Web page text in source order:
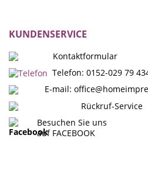
KUNDENSERVICE
Kontaktformular
Telefon: 0152-029 79
E-mail:
Rückruf-Service
Besuchen Sie uns
auf FACEBOOK